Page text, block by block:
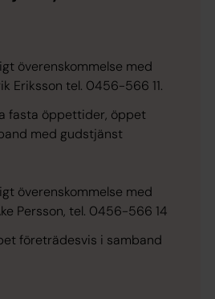
överenskommelse med
Eriksson tel. 0456-566 11.
fasta öppettider, öppet
med gudstjänst
överenskommelse med
Persson, tel. 0456-566 14
företrädesvis i samband